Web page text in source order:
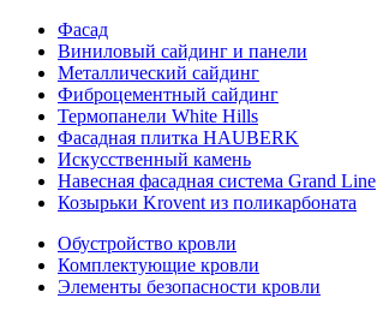
Фасад
Виниловый сайдинг и панели
Металлический сайдинг
Фиброцементный сайдинг
Термопанели White Hills
Фасадная плитка HAUBERK
Искусственный камень
Навесная фасадная система Grand Line
Козырьки Krovent из поликарбоната
Обустройство кровли
Комплектующие кровли
Элементы безопасности кровли